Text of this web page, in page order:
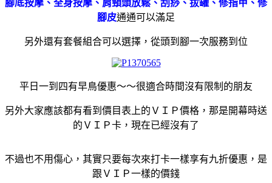
腳底按摩、全身按摩、肩頸頭放鬆、刮痧、拔罐、修指甲、修
腳皮通通可以滿足
另外還有套餐組合可以選擇，從頭到腳一次服務到位
平日一到四有早鳥優惠～～很適合時間沒有限制的朋友
另外大家應該都有看到價目表上的ＶＩＰ價格，那是開幕時送
的ＶＩＰ卡，現在已經沒有了
不過也不用傷心，其實只要每次來打卡一樣享有九折優惠，是
跟ＶＩＰ一樣的價錢